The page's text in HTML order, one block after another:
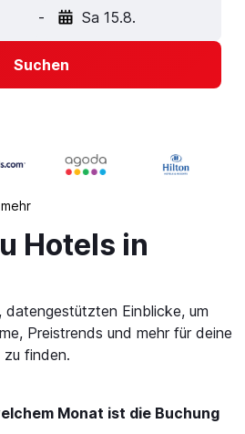
- Sa 15.8.
Suchen
Hotels in
datengestützten Einblicke, um
Preistrends und mehr für deine
finden.
Monat ist die Buchung